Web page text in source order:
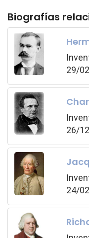
Biografías
29/
26/
24/